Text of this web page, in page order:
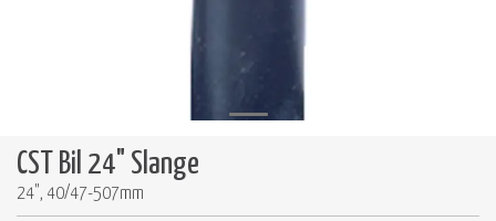
CST Bil 24" Slange
24", 40/47-507mm